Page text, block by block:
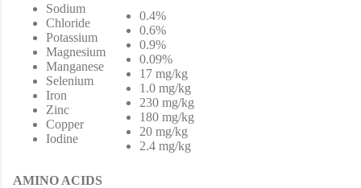
Sodium
Chloride
Potassium
Magnesium
Manganese
Selenium
Iron
Zinc
Copper
Iodine
0.4%
0.6%
0.9%
0.09%
17 mg/kg
1.0 mg/kg
230 mg/kg
180 mg/kg
20 mg/kg
2.4 mg/kg
AMINO ACIDS